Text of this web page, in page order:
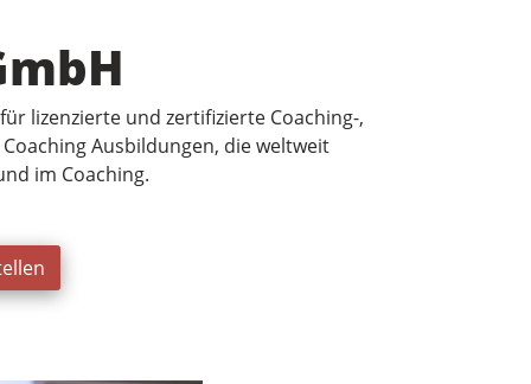
lizenzierte und zertifizierte Coaching-,
Ausbildungen, die weltweit
im Coaching.